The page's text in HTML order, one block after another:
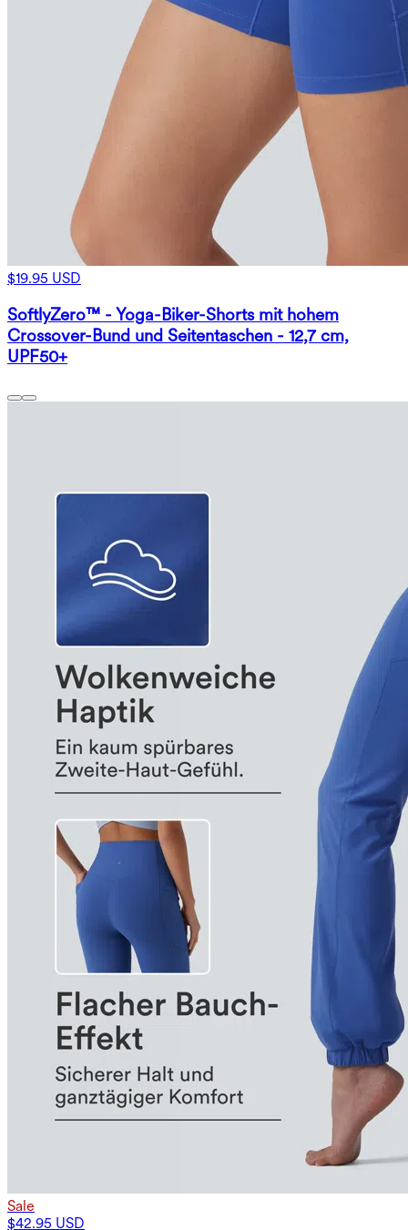
$19.95 USD
SoftlyZero™ - Yoga-Biker-Shorts mit hohem
Crossover-Bund und Seitentaschen - 12,7 cm,
UPF50+
Sale
$42.95 USD